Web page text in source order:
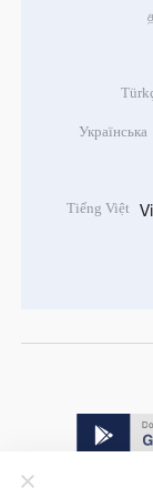
Українська
Tiếng Việt